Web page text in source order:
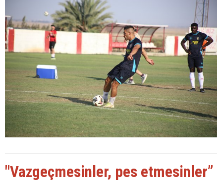
"Vazgeçmesinler, pes etmesinler”